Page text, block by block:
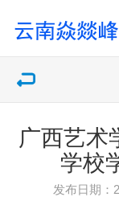
广西艺术
学校
发布日期：